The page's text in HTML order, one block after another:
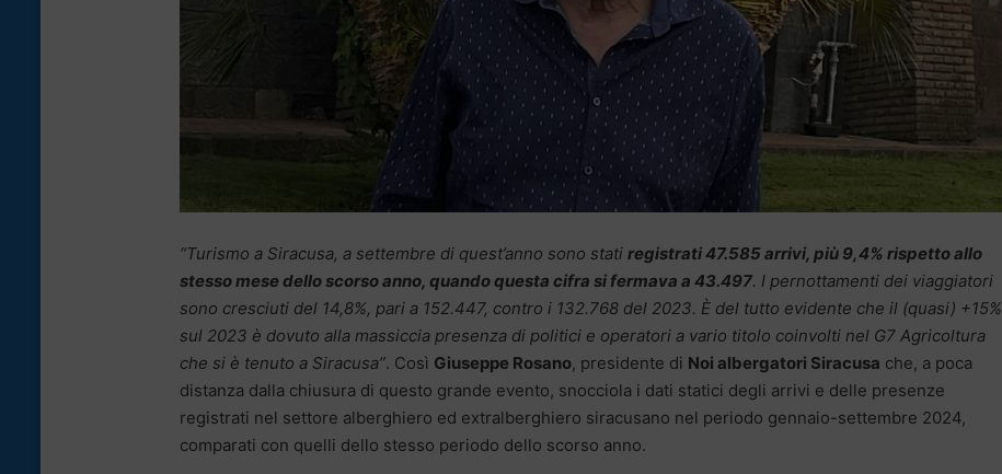
“Turismo a Siracusa, a settembre di quest’anno sono stati registrati 47.585 arrivi, più 9,4% rispetto allo
stesso mese dello scorso anno, quando questa cifra si fermava a 43.497. I pernottamenti dei viaggiatori
sono cresciuti del 14,8%, pari a 152.447, contro i 132.768 del 2023. È del tutto evidente che il (quasi) +15%
sul 2023 è dovuto alla massiccia presenza di politici e operatori a vario titolo coinvolti nel G7 Agricoltura
che si è tenuto a Siracusa”. Così Giuseppe Rosano, presidente di Noi albergatori Siracusa che, a poca
distanza dalla chiusura di questo grande evento, snocciola i dati statici degli arrivi e delle presenze
registrati nel settore alberghiero ed extralberghiero siracusano nel periodo gennaio-settembre 2024,
comparati con quelli dello stesso periodo dello scorso anno.